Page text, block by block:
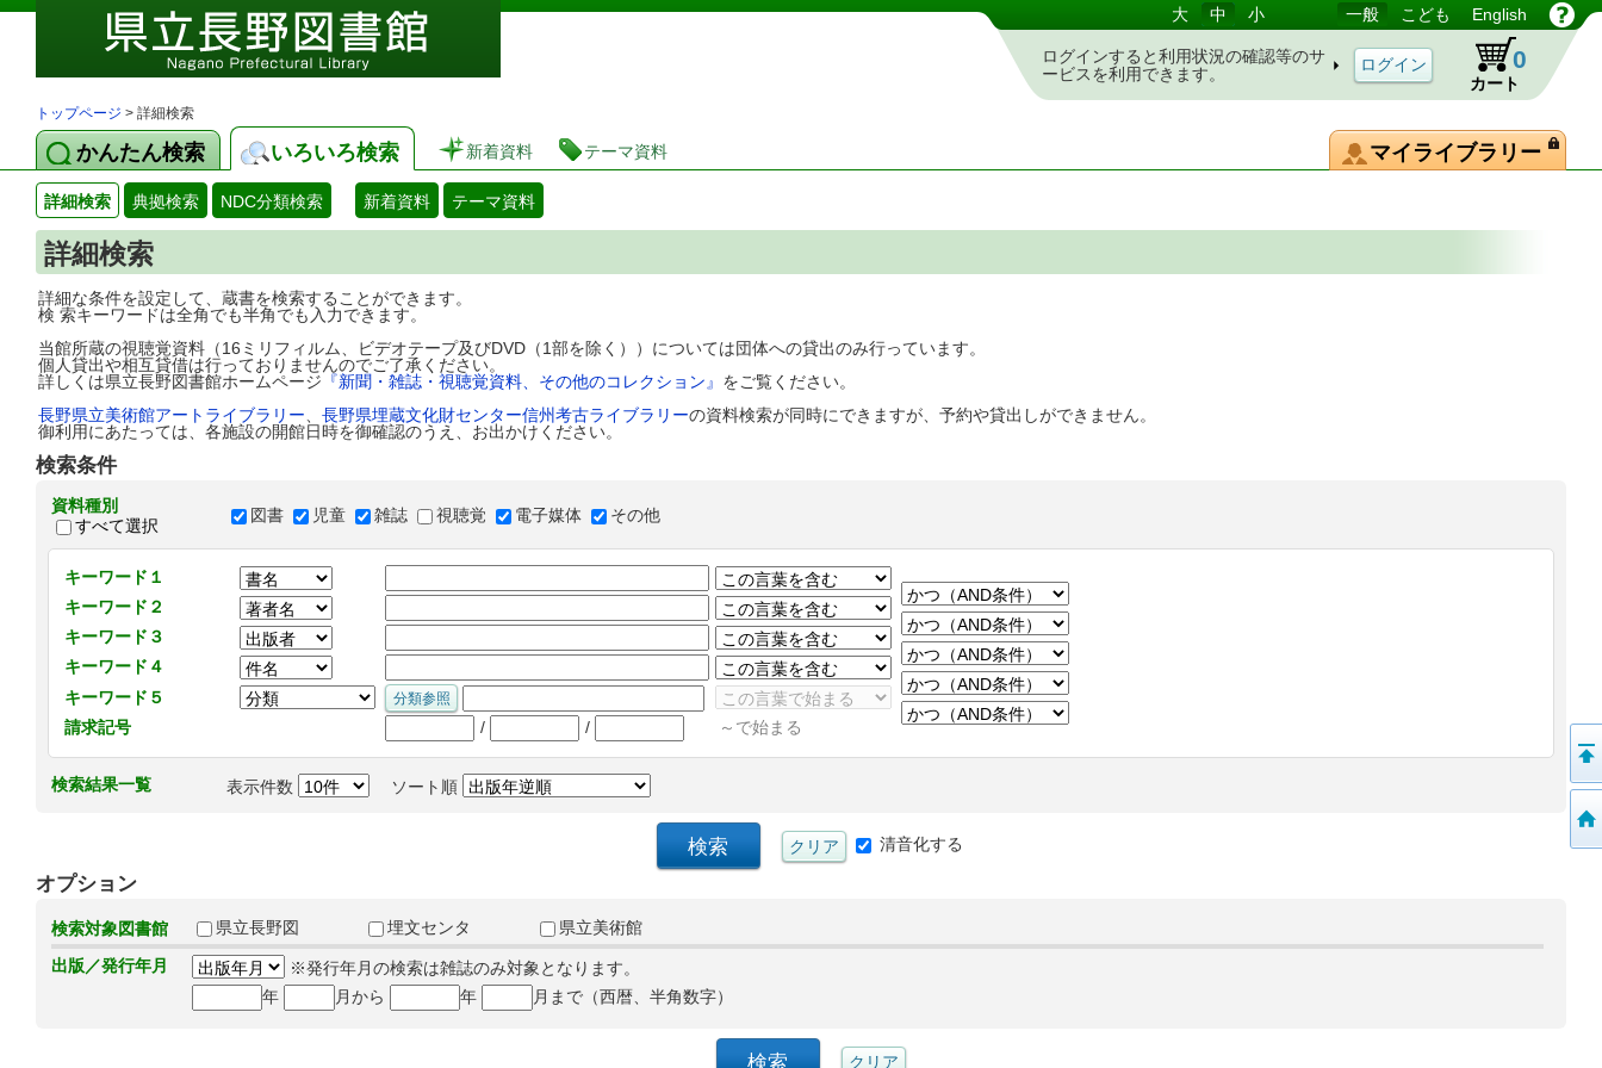
図書館 蔵書検索・予約システム 大 中 小 一般 こども English
ログインすると利用状況の確認等のサ
ービスを利用できます。
カート
0
トップページ > 詳細検索
かんたん検索 いろいろ検索 新着資料 テーマ資料 マイライブラリー
詳細検索 典拠検索 NDC分類検索 新着資料 テーマ資料
詳細検索
詳細な条件を設定して、蔵書を検索することができます。
検 索キーワードは全角でも半角でも入力できます。
当館所蔵の視聴覚資料（16ミリフィルム、ビデオテープ及びDVD（1部を除く））については団体への貸出のみ行っています。
個人貸出や相互貸借は行っておりませんのでご了承ください。
詳しくは県立長野図書館ホームページ 『新聞・雑誌・視聴覚資料、その他のコレクション』 をご覧ください。
長野県立美術館アートライブラリー
長野県埋蔵文化財センター信州考古ライブラリーの資料検索が同時にできますが、予約や貸出しができません。
御利用にあたっては、各施設の開館日時を御確認のうえ、お出かけください。
検索条件
資料種別
すべて選択
図書 児童 雑誌 視聴覚 電子媒体 その他
キーワード１
キーワード２
キーワード３
キーワード４
キーワード５
請求記号
/ / ～で始まる
検索結果一覧 表示件数 ソート順
清音化する
オプション
検索対象図書館 県立長野図 埋文センタ
県立美術館
出版／発行年月
※発行年月の検索は雑誌のみ対象となります。
年
月から 年 月まで（西暦、半角数字）